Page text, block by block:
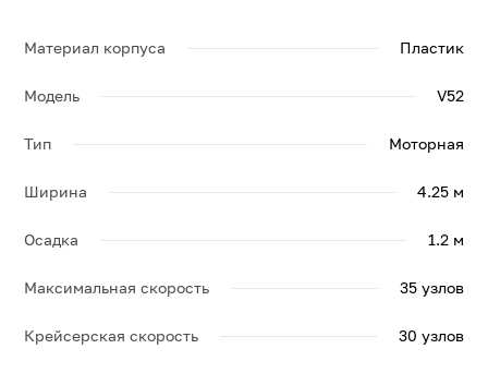
Материал корпуса Пластик
Модель V52
Тип Моторная
Ширина 4.25 м
Осадка 1.2 м
Максимальная скорость 35 узлов
Крейсерская скорость 30 узлов